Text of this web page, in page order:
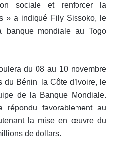
sociale et renforcer la
» a indiqué Fily Sissoko, le
banque mondiale au Togo
du 08 au 10 novembre
du Bénin, la Côte d’Ivoire, le
de la Banque Mondiale.
répondu favorablement au
la mise en œuvre du
de dollars.